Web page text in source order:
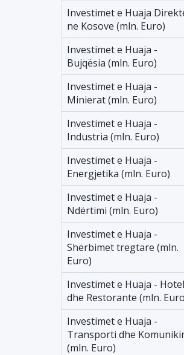
Investimet e Huaja
ne Kosove (mln. Euro)
Investimet e Huaja -
Bujqësia (mln. Euro)
Investimet e Huaja -
Minierat (mln. Euro)
Investimet e Huaja -
Industria (mln. Euro)
Investimet e Huaja -
Energjetika (mln. Euro)
Investimet e Huaja -
Ndërtimi (mln. Euro)
Investimet e Huaja -
Shërbimet tregtare (mln.
Euro)
Investimet e Huaja -
dhe Restorante (mln.
Investimet e Huaja -
Transporti dhe
(mln. Euro)